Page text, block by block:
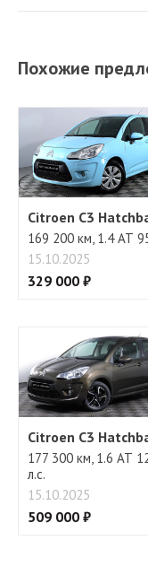
Похожие
Citroen C3
169 200 км, 1.4 АТ
15.10.2025
329 000 ₽
Citroen C3
177 300 км, 1.6 АТ
л.с.
15.10.2025
509 000 ₽